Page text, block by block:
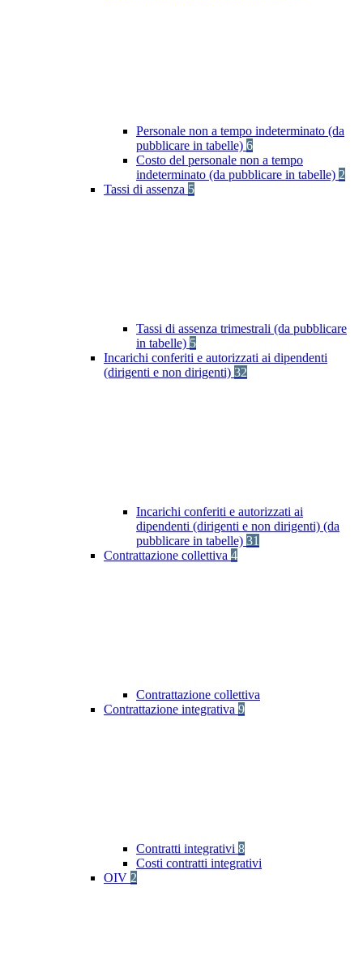
Personale non a tempo indeterminato (da
pubblicare in tabelle) 6
Costo del personale non a tempo
indeterminato (da pubblicare in tabelle) 2
Tassi di assenza 5
Tassi di assenza trimestrali (da pubblicare
in tabelle) 5
Incarichi conferiti e autorizzati ai dipendenti
(dirigenti e non dirigenti) 32
Incarichi conferiti e autorizzati ai
dipendenti (dirigenti e non dirigenti) (da
pubblicare in tabelle) 31
Contrattazione collettiva 4
Contrattazione collettiva
Contrattazione integrativa 9
Contratti integrativi 8
Costi contratti integrativi
OIV 2